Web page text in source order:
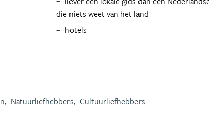
die niets weet van het land
hotels
Natuurliefhebbers, Cultuurliefhebbers